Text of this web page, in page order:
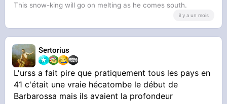
sans broncher à son maître
La France : 5 semaines + envoyons nos enfants
travailler pour lui
On en parle ou pas ? Aucun pays latin n’a pu
This snow-king will go on melting as he comes south.
il y a un mois
Sertorius
L'urss a fait pire que pratiquement tous les pays en
41 c'était une vraie hécatombe le début de
Barbarossa mais ils avaient la profondeur